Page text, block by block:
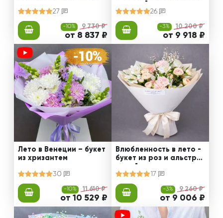
27
-10% 9 730 ₽
от 8 837 ₽
ромерий и калл
26
-3% 10 200 ₽
от 9 918 ₽
Лето в Венеции – букет
из хризантем
30
-10% 11 610 ₽
от 10 529 ₽
Влюбленность в лето -
букет из роз и альстро
мерий
17
-3% 9 260 ₽
от 9 006 ₽